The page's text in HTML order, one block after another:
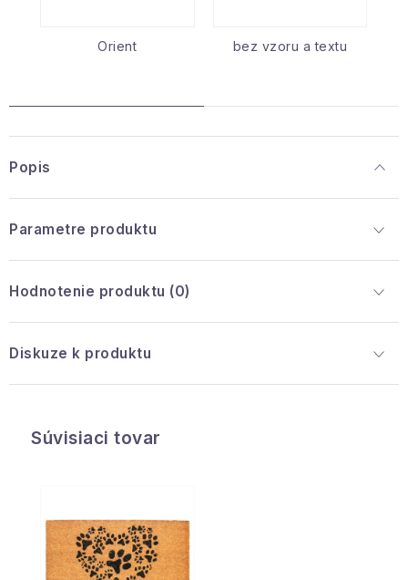
Orient bez vzoru a textu
Popis
Parametre produktu
Hodnotenie produktu (0)
Diskuze k produktu
Súvisiaci tovar